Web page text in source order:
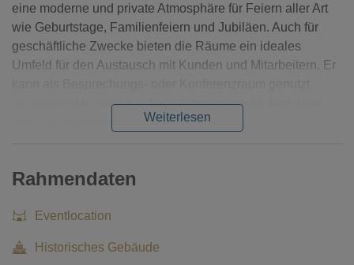
eine moderne und private Atmosphäre für Feiern aller Art
wie Geburtstage, Familienfeiern und Jubiläen. Auch für
geschäftliche Zwecke bieten die Räume ein ideales
Umfeld für den Austausch mit Kunden und Mitarbeitern. Er
werden und bietet die richtige Atmosphäre für Seminare
Weiterlesen
Rahmendaten
Eventlocation
Historisches Gebäude